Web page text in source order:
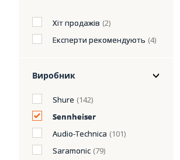
Хіт продажів (2)
Експерти рекомендують (4)
Виробник
Shure (142)
Sennheiser
Audio-Technica (101)
Saramonic (79)